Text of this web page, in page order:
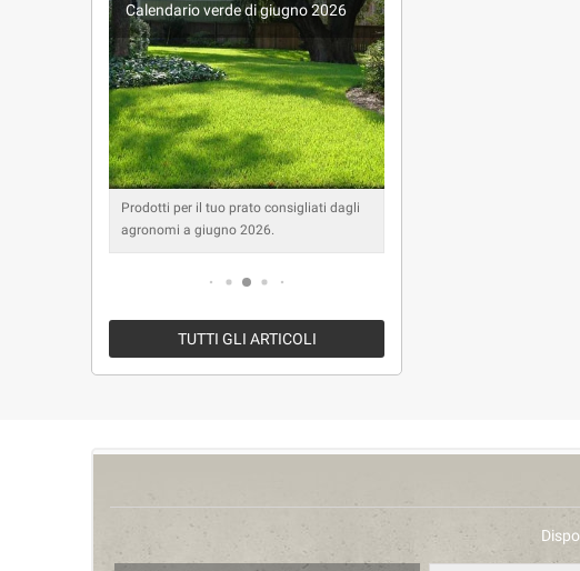
Calendario verde di giugno 2026
Prodotti per il tuo prato consigliati dagli
agronomi a giugno 2026.
TUTTI GLI ARTICOLI